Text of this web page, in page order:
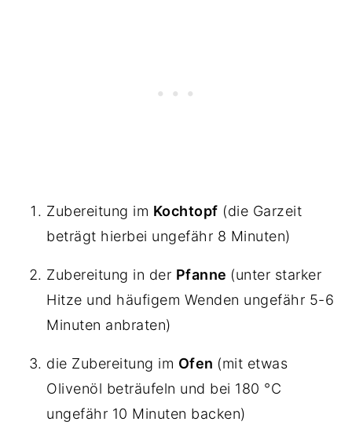
Zubereitung im Kochtopf (die Garzeit
beträgt hierbei ungefähr 8 Minuten)
Zubereitung in der Pfanne (unter starker
Hitze und häufigem Wenden ungefähr 5-6
Minuten anbraten)
die Zubereitung im Ofen (mit etwas
Olivenöl beträufeln und bei 180 °C
ungefähr 10 Minuten backen)